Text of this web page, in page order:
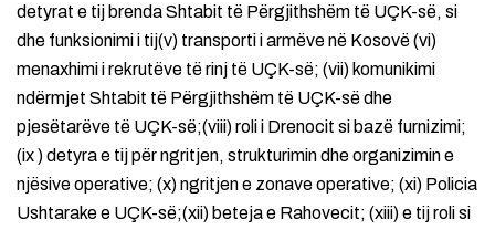
detyrat e tij brenda Shtabit të Përgjithshëm të UÇK-së, si
dhe funksionimi i tij(v) transporti i armëve në Kosovë (vi)
menaxhimi i rekrutëve të rinj të UÇK-së; (vii) komunikimi
ndërmjet Shtabit të Përgjithshëm të UÇK-së dhe
pjesëtarëve të UÇK-së;(viii) roli i Drenocit si bazë furnizimi;
(ix ) detyra e tij për ngritjen, strukturimin dhe organizimin e
njësive operative; (x) ngritjen e zonave operative; (xi) Policia
Ushtarake e UÇK-së;(xii) beteja e Rahovecit; (xiii) e tij roli si